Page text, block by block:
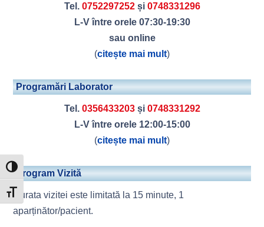
Toggle High Contrast
Toggle Font size
Tel. 0752297252și 0748331296
L-V între orele 07:30-19:30
sau online
(citește mai mult)
Programări Laborator
Tel. 0356433203și 0748331292
L-V între orele 12:00-15:00
(citește mai mult)
Program Vizită
Durata vizitei este limitată la 15 minute, 1
aparținător/pacient.